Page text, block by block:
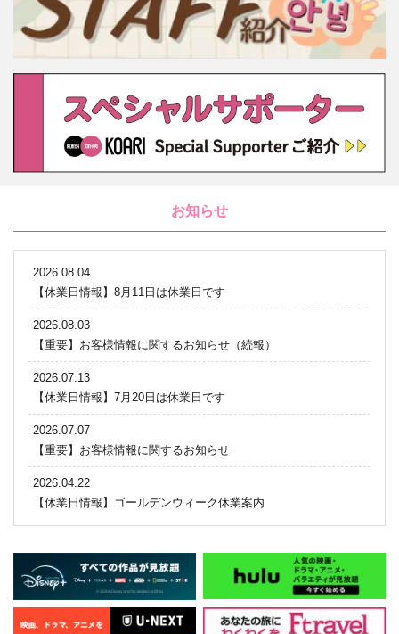
お知らせ
2026.08.04
【休業日情報】8月11日は休業日です
2026.08.03
【重要】お客様情報に関するお知らせ（続報）
2026.07.13
【休業日情報】7月20日は休業日です
2026.07.07
【重要】お客様情報に関するお知らせ
2026.04.22
【休業日情報】ゴールデンウィーク休業案内